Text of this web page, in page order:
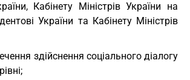
Кабінету Міністрів України на
України та Кабінету Міністрів
здійснення соціального діалогу